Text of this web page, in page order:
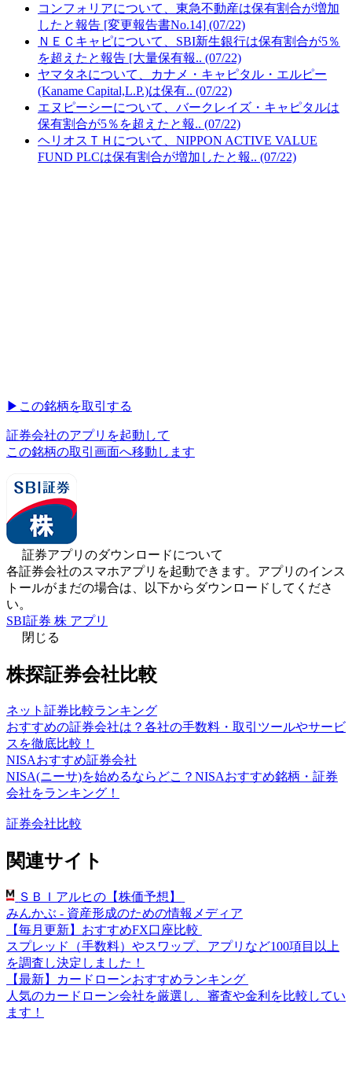
コンフォリアについて、東急不動産は保有割合が増加
したと報告 [変更報告書No.14] (07/22)
ＮＥＣキャピについて、SBI新生銀行は保有割合が5％
を超えたと報告 [大量保有報.. (07/22)
ヤマタネについて、カナメ・キャピタル・エルピー
(Kaname Capital,L.P.)は保有.. (07/22)
エヌピーシーについて、バークレイズ・キャピタルは
保有割合が5％を超えたと報.. (07/22)
ヘリオスＴＨについて、NIPPON ACTIVE VALUE
FUND PLCは保有割合が増加したと報.. (07/22)
▶︎ この銘柄を取引する
証券会社のアプリを起動して
この銘柄の取引画面へ移動します
証券アプリのダウンロードについて
各証券会社のスマホアプリを起動できます。アプリのインス
トールがまだの場合は、以下からダウンロードしてくださ
い。
SBI証券 株 アプリ
閉じる
株探証券会社比較
ネット証券比較ランキング
おすすめの証券会社は？各社の手数料・取引ツールやサービ
スを徹底比較！
NISAおすすめ証券会社
NISA(ニーサ)を始めるならどこ？NISAおすすめ銘柄・証券
会社をランキング！
証券会社比較
関連サイト
ＳＢＩアルヒの【株価予想】
みんかぶ - 資産形成のための情報メディア
【毎月更新】おすすめFX口座比較
スプレッド（手数料）やスワップ、アプリなど100項目以上
を調査し決定しました！
【最新】カードローンおすすめランキング
人気のカードローン会社を厳選し、審査や金利を比較してい
ます！